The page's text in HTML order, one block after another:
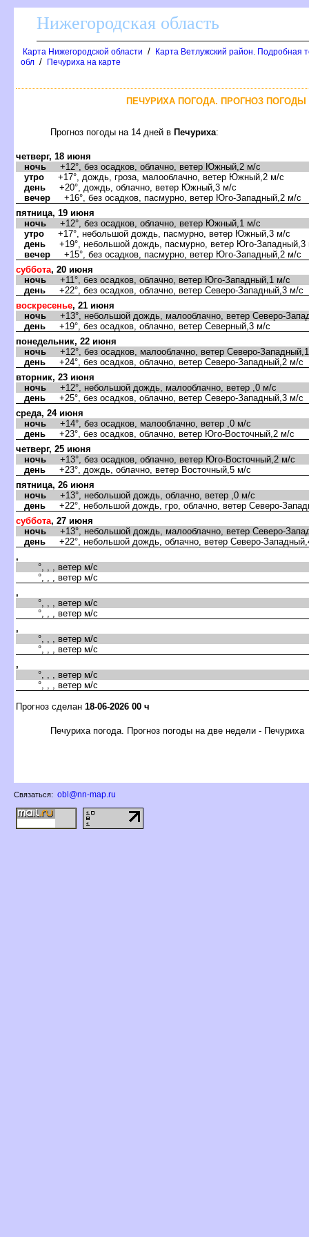
Нижегородская область
Карта Нижегородской области /
Карта Ветлужский район. Подробная
обл / Печуриха на карте
ПЕЧУРИХА ПОГОДА. ПРОГНОЗ ПОГОДЫ
Прогноз погоды на 14 дней Печуриха:
четверг, 18 июня
ночь +12°, без осадков, облачно, ветер Южный,2 м/с
утро +17°, дождь, гроза, малооблачно, ветер Южный,2 м/с
день +20°, дождь, облачно, ветер Южный,3 м/с
ечер +16°, без осадков, пасмурно, ветер Юго-Западный,2 м/с
пятница, 19 июня
ночь +12°, без осадков, облачно, ветер Южный,1 м/с
утро +17°, небольшой дождь, пасмурно, ветер Южный,3 м/с
день +19°, небольшой дождь, пасмурно, ветер Юго-Западный,3
ечер +15°, без осадков, пасмурно, ветер Юго-Западный,2 м/с
суббота, 20 июня
ночь +11°, без осадков, облачно, ветер Юго-Западный,1 м/с
день +22°, без осадков, облачно, ветер Северо-Западный,3 м/с
оскресенье, 21 июня
ночь +13°, небольшой дождь, малооблачно, ветер Северо-
день +19°, без осадков, облачно, ветер Северный,3 м/с
понедельник, 22 июня
ночь +12°, без осадков, малооблачно, ветер Северо-
день +24°, без осадков, облачно, ветер Северо-Западный,2 м/с
торник, 23 июня
ночь +12°, небольшой дождь, малооблачно, ветер ,0 м/с
день +25°, без осадков, облачно, ветер Северо-Западный,3 м/с
среда, 24 июня
ночь +14°, без осадков, малооблачно, ветер ,0 м/с
день +23°, без осадков, облачно, ветер Юго-Восточный,2 м/с
четверг, 25 июня
ночь +13°, без осадков, облачно, ветер Юго-Восточный,2 м/с
день +23°, дождь, облачно, ветер Восточный,5 м/с
пятница, 26 июня
ночь +13°, небольшой дождь, облачно, ветер ,0 м/с
день +22°, небольшой дождь, гро, облачно, ветер Северо-
суббота, 27 июня
ночь +13°, небольшой дождь, малооблачно, ветер Северо-
день +22°, небольшой дождь, облачно, ветер Северо-
,
°, , , ветер м/с
°, , , ветер м/с
,
°, , , ветер м/с
°, , , ветер м/с
,
°, , , ветер м/с
°, , , ветер м/с
,
°, , , ветер м/с
°, , , ветер м/с
Прогноз сделан 18-06-2026 00 ч
Печуриха погода. Прогноз погоды на две недели - Печуриха
Связаться: obl@nn-map.ru